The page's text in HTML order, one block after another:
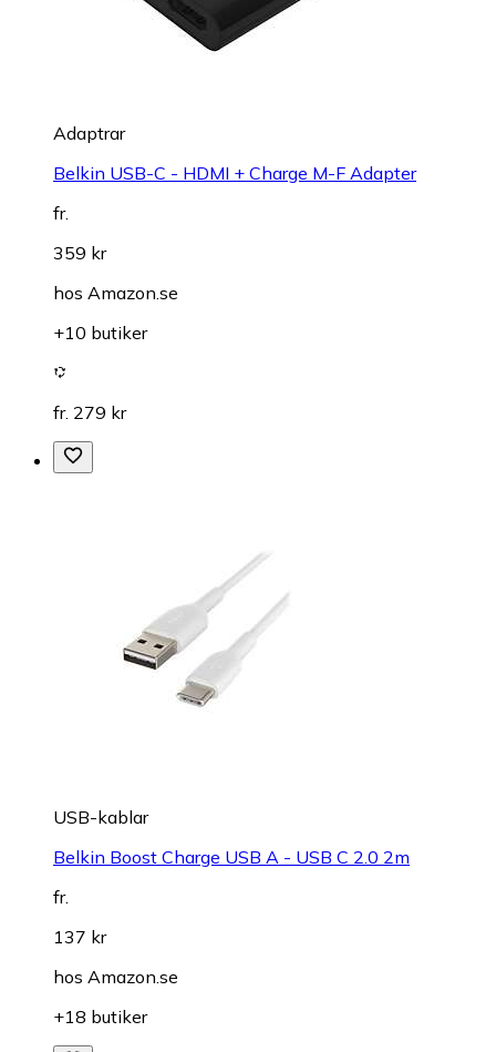
Adaptrar
Belkin USB-C - HDMI + Charge M-F Adapter
fr.
359 kr
hos Amazon.se
+10 butiker
fr. 279 kr
USB-kablar
Belkin Boost Charge USB A - USB C 2.0 2m
fr.
137 kr
hos Amazon.se
+18 butiker